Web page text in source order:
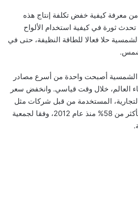
معرفة كيفية خفض تكلفة إنتاج هذه
ثورة في كيفية استخدام الألواح
حلا فعالا للطاقة النظيفة، حتى في
الشمسية أصبحت واحدة من أسرع مصادر
العالم، خلال وقت قياسي. وانخفض سعر
المستخدمة من قبل شركات مثل
آبل وول مارت وأمازون، بأكثر من 58% منذ عام 2012، وفقا لجمعية